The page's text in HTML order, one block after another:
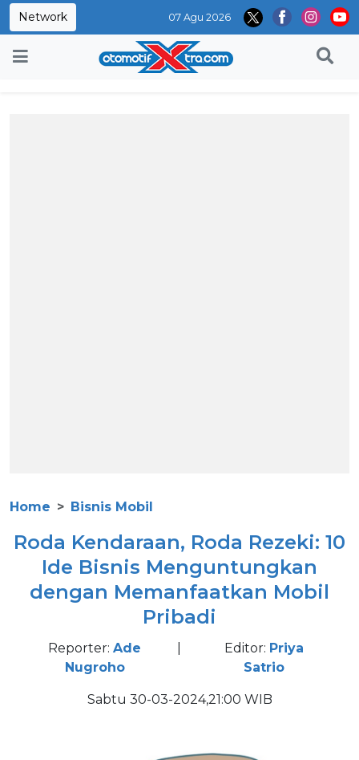
Network 07 Agu 2026
Home Bisnis Mobil
Roda Kendaraan, Roda Rezeki: 10
Ide Bisnis Menguntungkan
dengan Memanfaatkan Mobil
Pribadi
Reporter: Ade
Nugroho
Editor: Priya
Satrio
Sabtu 30-03-2024,21:00 WIB